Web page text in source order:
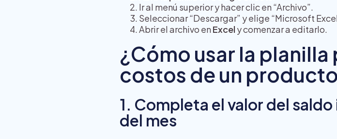
Ir al menú superior y hacer clic en “Archivo”.
Seleccionar “Descargar” y elige “Microsoft
Abrir el archivo enExcel y comenzar a editarlo.
¿Cómo usar la
costos de un
1. Completa el valor del
del mes